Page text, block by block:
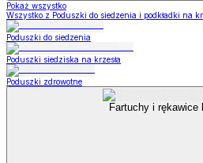
Pokaż wszystko
Wszystko z Poduszki do siedzenia i podkładki na
Poduszki do siedzenia
Poduszki siedziska na krzesła
Poduszki zdrowotne
Fartuchy i rękawice